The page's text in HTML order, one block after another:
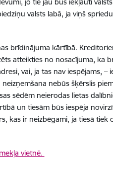
jo tie jau būs iekļauti
valsts labā, ja viņš
brīdinājuma kārtībā. K
atteikties no nosacījuma, ka
vai, ja tas nav iespējams,
nebūs šķērslis
sēdēm neierodas lietas
un tiesām būs iespēja
kas ir neizbēgami, ja tiesā
vietnē.